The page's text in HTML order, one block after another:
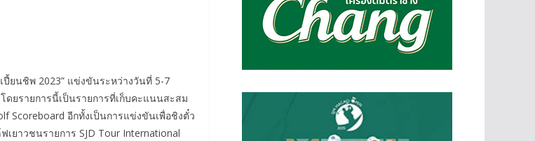
ปี้ยนชิพ 2023” แข่งขันระหว่างวันที่ 5-7
ยรายการนี้เป็นรายการที่เก็บคะแนนสะสม
Scoreboard อีกทั้งเป็นการแข่งขันเพื่อชิงตั๋ว
ยาวชนรายการ SJD Tour International